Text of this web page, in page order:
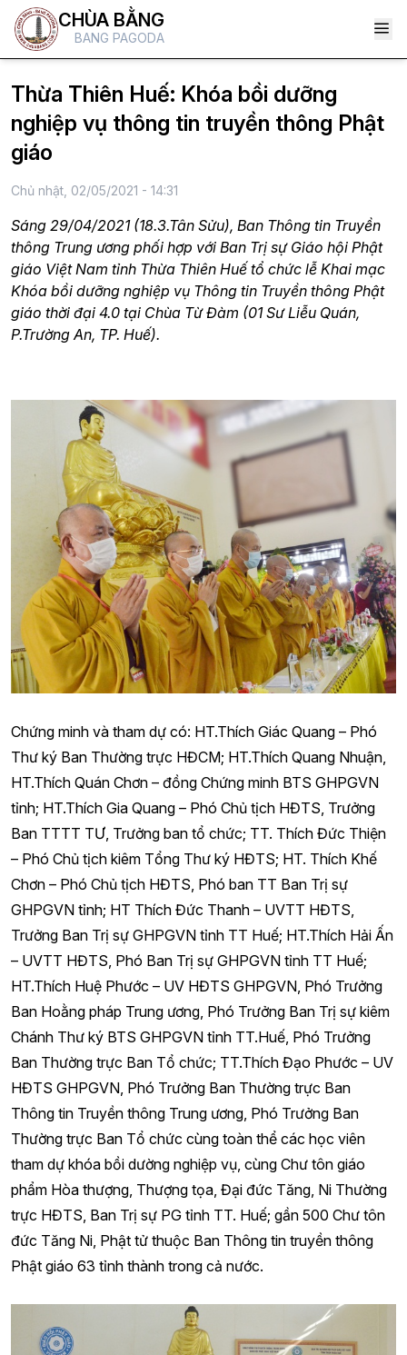
CHÙA BẰNG
BANG PAGODA
Thừa Thiên Huế: Khóa bồi dưỡng
nghiệp vụ thông tin truyền thông Phật
giáo
Chủ nhật, 02/05/2021 - 14:31
Sáng 29/04/2021 (18.3.Tân Sửu), Ban Thông tin Truyền
thông Trung ương phối hợp với Ban Trị sự Giáo hội Phật
giáo Việt Nam tỉnh Thừa Thiên Huế tổ chức lễ Khai mạc
Khóa bồi dưỡng nghiệp vụ Thông tin Truyền thông Phật
giáo thời đại 4.0 tại Chùa Từ Đàm (01 Sư Liễu Quán,
P.Trường An, TP. Huế).
Chứng minh và tham dự có: HT.Thích Giác Quang – Phó
Thư ký Ban Thường trực HĐCM; HT.Thích Quang Nhuận,
HT.Thích Quán Chơn – đồng Chứng minh BTS GHPGVN
tỉnh; HT.Thích Gia Quang – Phó Chủ tịch HĐTS, Trưởng
Ban TTTT TƯ, Trưởng ban tổ chức; TT. Thích Đức Thiện
– Phó Chủ tịch kiêm Tổng Thư ký HĐTS; HT. Thích Khế
Chơn – Phó Chủ tịch HĐTS, Phó ban TT Ban Trị sự
GHPGVN tỉnh; HT Thích Đức Thanh – UVTT HĐTS,
Trưởng Ban Trị sự GHPGVN tỉnh TT Huế; HT.Thích Hải Ấn
– UVTT HĐTS, Phó Ban Trị sự GHPGVN tỉnh TT Huế;
HT.Thích Huệ Phước – UV HĐTS GHPGVN, Phó Trưởng
Ban Hoằng pháp Trung ương, Phó Trưởng Ban Trị sự kiêm
Chánh Thư ký BTS GHPGVN tỉnh TT.Huế, Phó Trưởng
Ban Thường trực Ban Tổ chức; TT.Thích Đạo Phước – UV
HĐTS GHPGVN, Phó Trưởng Ban Thường trực Ban
Thông tin Truyền thông Trung ương, Phó Trưởng Ban
Thường trực Ban Tổ chức cùng toàn thể các học viên
tham dự khóa bồi dường nghiệp vụ, cùng Chư tôn giáo
phẩm Hòa thượng, Thượng tọa, Đại đức Tăng, Ni Thường
trực HĐTS, Ban Trị sự PG tỉnh TT. Huế; gần 500 Chư tôn
đức Tăng Ni, Phật tử thuộc Ban Thông tin truyền thông
Phật giáo 63 tỉnh thành trong cả nước.